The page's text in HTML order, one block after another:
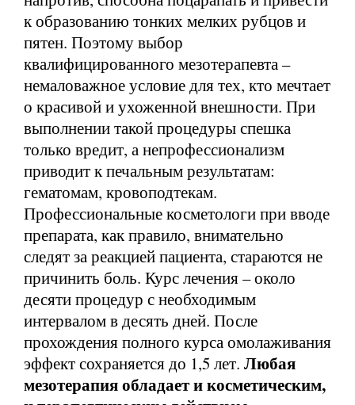
к образованию тонких мелких рубцов и
пятен. Поэтому выбор
квалифицированного мезотерапевта –
немаловажное условие для тех, кто мечтает
о красивой и ухоженной внешности. При
выполнении такой процедуры спешка
только вредит, а непрофессионализм
приводит к печальным результатам:
гематомам, кровоподтекам.
Профессиональные косметологи при вводе
препарата, как правило, внимательно
следят за реакцией пациента, стараются не
причинить боль. Курс лечения – около
десяти процедур с необходимым
интервалом в десять дней. После
прохождения полного курса омолаживания
эффект сохраняется до 1,5 лет. Любая
мезотерапия обладает и косметическим,